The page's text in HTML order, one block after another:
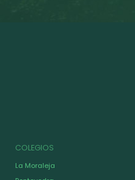
COLEGIOS
La Moraleja